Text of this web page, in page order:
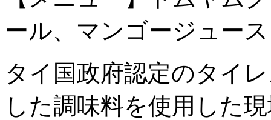
ール、マンゴージュース
タイ国政府認定のタイ
した調味料を使用した